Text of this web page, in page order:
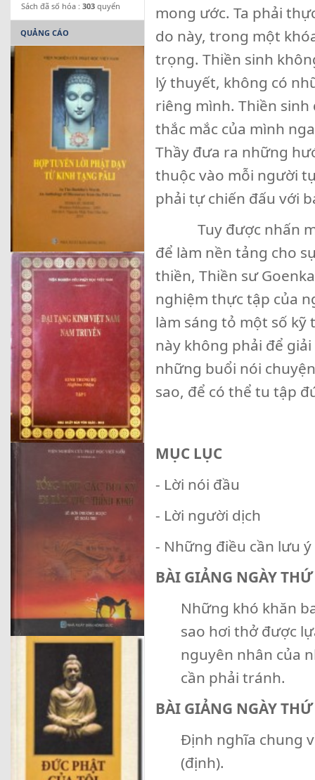
mong ước. Ta phải
do này, trong một
trọng. Thiền sinh
lý thuyết, không có
riêng mình. Thiền
thắc mắc của mình
Thầy đưa ra những
thuộc vào mỗi người
phải tự chiến đấu với
Tuy được nhấn
để làm nền tảng cho
thiền, Thiền sư
nghiệm thực tập của
làm sáng tỏ một số
này không phải để
những buổi nói
sao, để có thể tu tập
MỤC LỤC
- Lời nói đầu
- Lời người dịch
- Những điều cần lưu
BÀI GIẢNG NGÀY
Những khó khăn
sao hơi thở được
nguyên nhân của
cần phải tránh.
BÀI GIẢNG NGÀY
Định nghĩa chung
(định).
Sách đã số hóa : 303 quyển
QUẢNG CÁO